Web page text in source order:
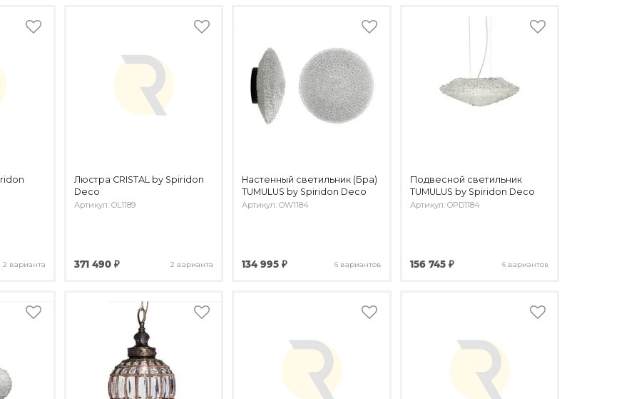
2 варианта
Люстра CRISTAL by Spiridon
Deco
Артикул: OL1189
371 490 ₽ 2 варианта
Настенный светильник (Бра)
TUMULUS by Spiridon Deco
Артикул: OW1184
134 995 ₽ 6 вариантов
Подвесной светильник
TUMULUS by Spiridon Deco
Артикул: OPD1184
156 745 ₽ 6 вариантов